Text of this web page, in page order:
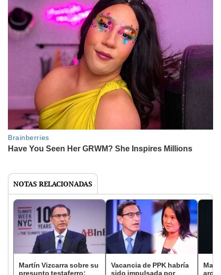
NOTAS RELACIONADAS
Martín Vizcarra sobre su
presunto testaferro:
Vacancia de PPK habría
sido impulsada por